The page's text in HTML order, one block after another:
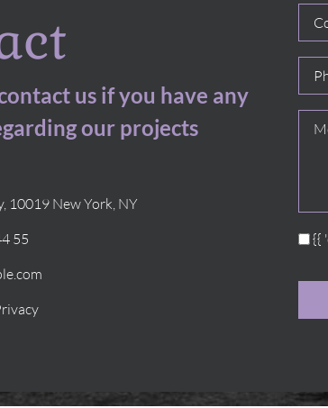
us if you have any
our projects
, 10019 New York, NY
55
{{